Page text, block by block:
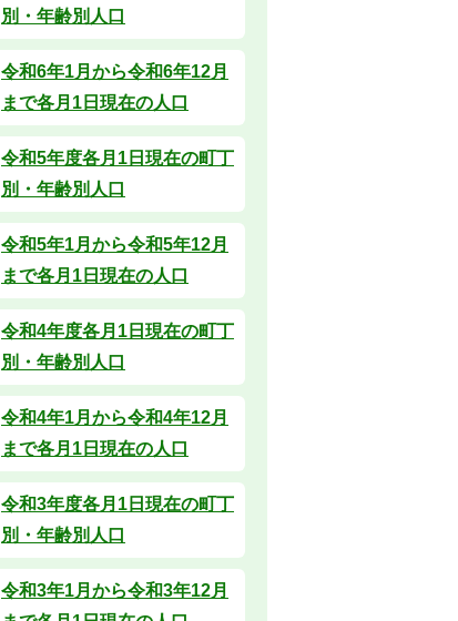
別・年齢別人口
令和6年1月から令和6年12月
まで各月1日現在の人口
令和5年度各月1日現在の町丁
別・年齢別人口
令和5年1月から令和5年12月
まで各月1日現在の人口
令和4年度各月1日現在の町丁
別・年齢別人口
令和4年1月から令和4年12月
まで各月1日現在の人口
令和3年度各月1日現在の町丁
別・年齢別人口
令和3年1月から令和3年12月